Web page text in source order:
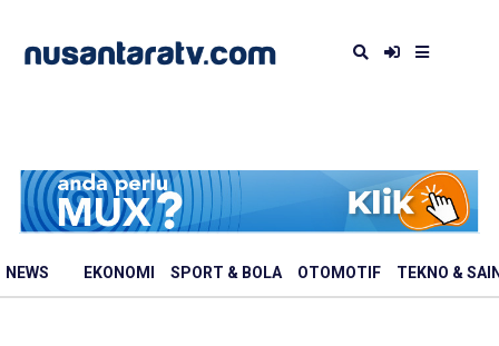
NEWS EKONOMI SPORT & BOLA OTOMOTIF TEKNO &